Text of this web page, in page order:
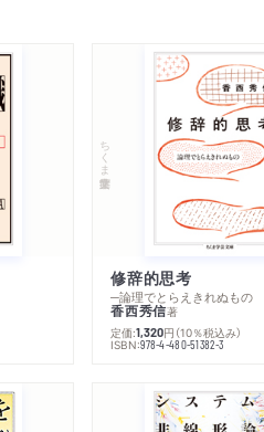
ちくま学芸文庫
修辞的思考
─論理でとらえきれぬもの
香西秀信著
定価:1,320円 （10％税込み）
ISBN:978-4-480-51382-3